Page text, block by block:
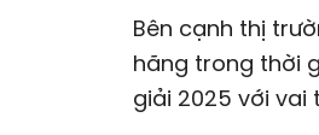
Bên cạnh thị
hãng trong thời
giải 2025 với